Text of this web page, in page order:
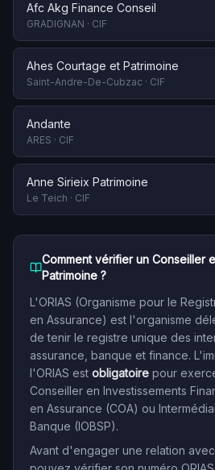
Afc Akg Finance Conseil
GRADIGNAN · CIF
Ahes Courtage et Patrimoine
Saint-Andre-De-Cubzac · CIF
Andante
ARES · CIF
Anne Sirieix Patrimoine
Le Teich · CIF
Comment vérifier un Conseiller
Patrimoine ?
L'ORIAS (Organisme pour le
en Assurance) est l'organisme
de tenir le registre unique des
assurance, banque et finance.
l'ORIAS est obligatoire pour
Conseiller en Investissements
en Assurance (COA) ou
Banque (IOBSP).
Avant d'engager une relation avec